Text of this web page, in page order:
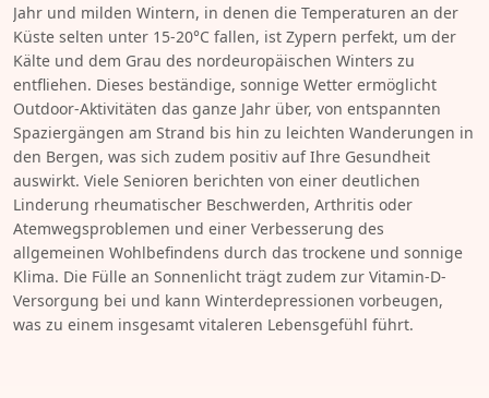
Jahr und milden Wintern, in denen die Temperaturen an der
Küste selten unter 15-20°C fallen, ist Zypern perfekt, um der
Kälte und dem Grau des nordeuropäischen Winters zu
entfliehen. Dieses beständige, sonnige Wetter ermöglicht
Outdoor-Aktivitäten das ganze Jahr über, von entspannten
Spaziergängen am Strand bis hin zu leichten Wanderungen in
den Bergen, was sich zudem positiv auf Ihre Gesundheit
auswirkt. Viele Senioren berichten von einer deutlichen
Linderung rheumatischer Beschwerden, Arthritis oder
Atemwegsproblemen und einer Verbesserung des
allgemeinen Wohlbefindens durch das trockene und sonnige
Klima. Die Fülle an Sonnenlicht trägt zudem zur Vitamin-D-
Versorgung bei und kann Winterdepressionen vorbeugen,
was zu einem insgesamt vitaleren Lebensgefühl führt.